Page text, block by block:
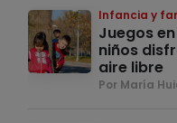
Infancia y
Juegos
niños
aire libre
Por María